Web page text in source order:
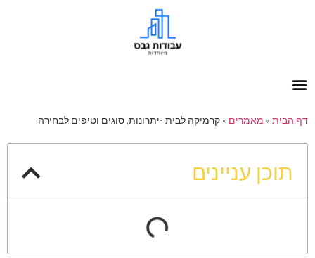
דף הבית » מאמרים » קרמיקה לבית -יתרונות, סוגים וטיפים לבחירה
תוכן עניינים